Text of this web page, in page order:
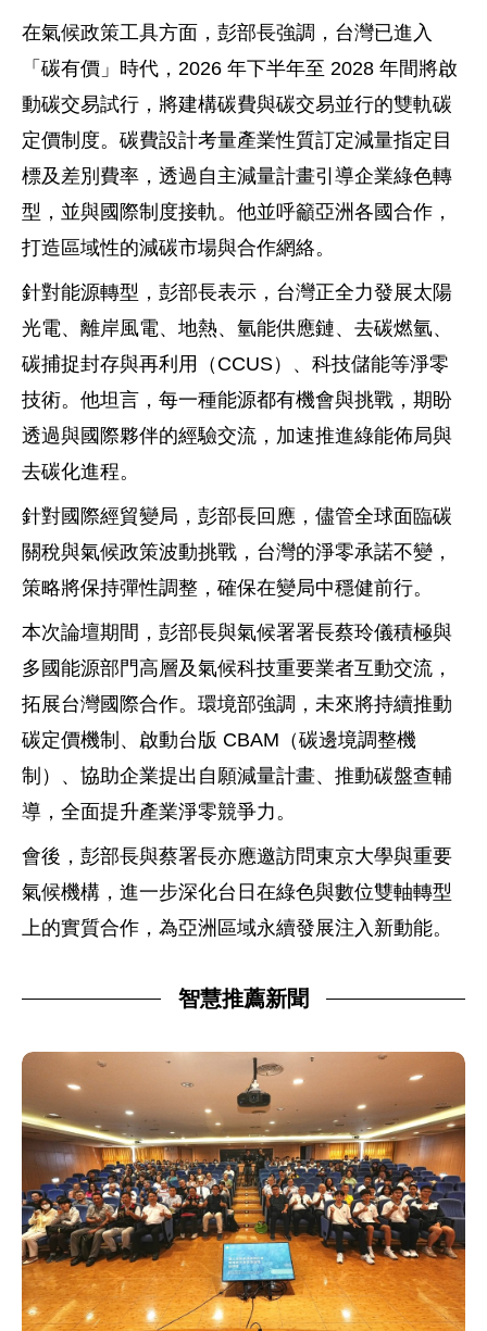
在氣候政策工具方面，彭部長強調，台灣已進入
「碳有價」時代，2026 年下半年至 2028 年間將啟
動碳交易試行，將建構碳費與碳交易並行的雙軌碳
定價制度。碳費設計考量產業性質訂定減量指定目
標及差別費率，透過自主減量計畫引導企業綠色轉
型，並與國際制度接軌。他並呼籲亞洲各國合作，
打造區域性的減碳市場與合作網絡。
針對能源轉型，彭部長表示，台灣正全力發展太陽
光電、離岸風電、地熱、氫能供應鏈、去碳燃氫、
碳捕捉封存與再利用（CCUS）、科技儲能等淨零
技術。他坦言，每一種能源都有機會與挑戰，期盼
透過與國際夥伴的經驗交流，加速推進綠能佈局與
去碳化進程。
針對國際經貿變局，彭部長回應，儘管全球面臨碳
關稅與氣候政策波動挑戰，台灣的淨零承諾不變，
策略將保持彈性調整，確保在變局中穩健前行。
本次論壇期間，彭部長與氣候署署長蔡玲儀積極與
多國能源部門高層及氣候科技重要業者互動交流，
拓展台灣國際合作。環境部強調，未來將持續推動
碳定價機制、啟動台版 CBAM（碳邊境調整機
制）、協助企業提出自願減量計畫、推動碳盤查輔
導，全面提升產業淨零競爭力。
會後，彭部長與蔡署長亦應邀訪問東京大學與重要
氣候機構，進一步深化台日在綠色與數位雙軸轉型
上的實質合作，為亞洲區域永續發展注入新動能。
智慧推薦新聞